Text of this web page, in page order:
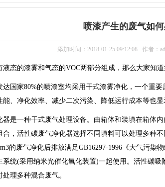
喷漆产生的废气如何
添加时间：2018-01-25 09:12:08 作者：
液态的漆雾和气态的VOC两部分组成，那么大家知
达国家80%的喷漆室均采用干式漆雾净化，一个重
能、净化效率、减少二次污染、降低运行成本等也显
器是一种干式废气处理设备。由箱体和装填在箱体
合，活性碳废气净化器选择不同填料可以处理多种
的废气净化后排放满足GB16297-1996《大气污
系统(采用纳米光催化氧化装置)一起使用。活性碳
理多种混合废气。